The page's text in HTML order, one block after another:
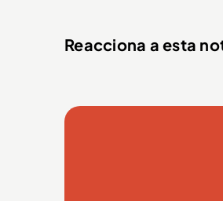
Reacciona a esta